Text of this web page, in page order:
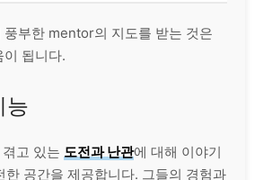
풍부한 mentor의 지도를 받는 것은
이 됩니다.
능
고 있는 도전과 난관에 대해 이야기
한 공간을 제공합니다. 그들의 경험과